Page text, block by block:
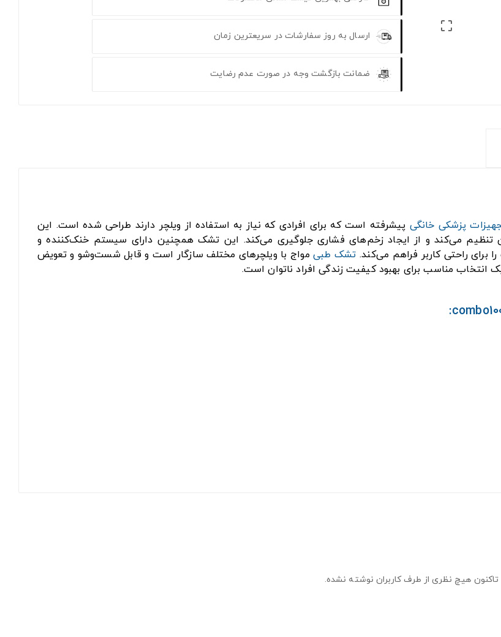

ارسال به روز سفارشات در سریعترین زمان
ضمانت بازگشت وجه در صورت عدم رضایت
پزشکی خانگی پیشرفته است که برای افرادی که نیاز به استفاده از ویلچر دارند طراحی شده است. این
تنظیم می‌کند و از ایجاد زخم‌های فشاری جلوگیری می‌کند. این تشک همچنین دارای سیستم خنک‌کننده و
راحتی کاربر فراهم می‌کند. تشک طبیمواج با ویلچرهای مختلف سازگار است و قابل شست‌وشو و تعویض
تاکنون هیچ نظری از طرف کاربران نوشته نشده.